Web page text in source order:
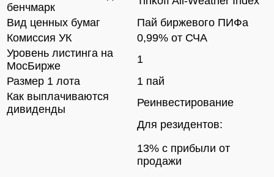
бенчмарк
Вид ценных бумаг
Пай биржевого ПИФа
Комиссия УК
0,99% от СЧА
Уровень листинга на
МосБирже
1
Размер 1 лота
1 пай
Как выплачиваются
дивиденды
Реинвестирование
Для резидентов:
13% с прибыли от
продажи